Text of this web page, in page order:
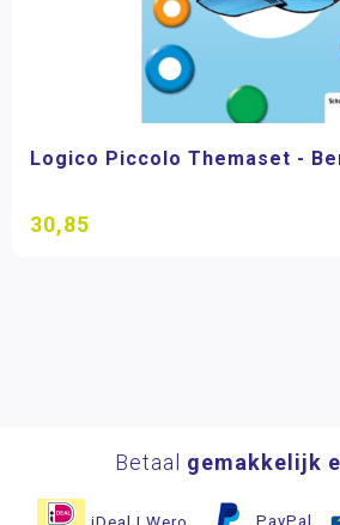
Logico Piccolo Themaset -
30,85
Betaal gemakkelijk
iDeal | Wero PayPal